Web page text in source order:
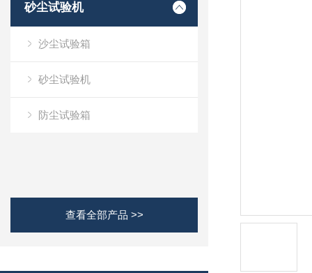
砂尘试验机
沙尘试验箱
砂尘试验机
防尘试验箱
查看全部产品 >>